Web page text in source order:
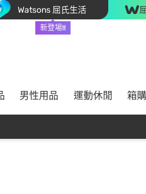
Watsons 屈氏生活
新登場!!
男性用品 運動休閒 箱